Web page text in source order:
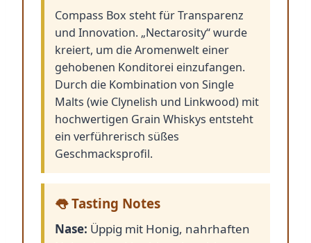
Compass Box steht für Transparenz
und Innovation. „Nectarosity“ wurde
kreiert, um die Aromenwelt einer
gehobenen Konditorei einzufangen.
Durch die Kombination von Single
Malts (wie Clynelish und Linkwood) mit
hochwertigen Grain Whiskys entsteht
ein verführerisch süßes
Geschmacksprofil.
👅 Tasting Notes
Nase: Üppig mit Honig, nahrhaften